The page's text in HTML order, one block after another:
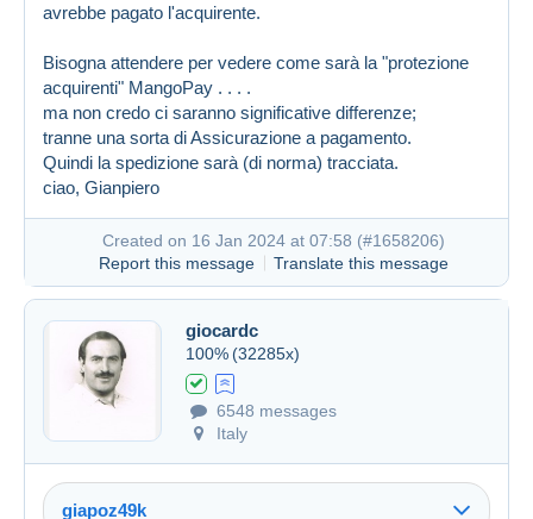
avrebbe pagato l'acquirente.
Bisogna attendere per vedere come sarà la "protezione
acquirenti" MangoPay . . . .
ma non credo ci saranno significative differenze;
tranne una sorta di Assicurazione a pagamento.
Quindi la spedizione sarà (di norma) tracciata.
ciao, Gianpiero
Created on 16 Jan 2024 at 07:58 (#1658206)
Report this message
Translate this message
giocardc
100% (32285x)
6548 messages
Italy
giapoz49k